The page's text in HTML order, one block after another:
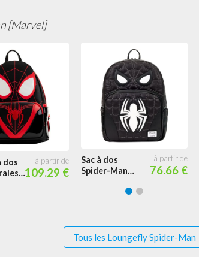
[Marvel]
dos
109.29 €
Sac à dos
Spider-Man
76.66 €
Tous les Loungefly Spider-Man